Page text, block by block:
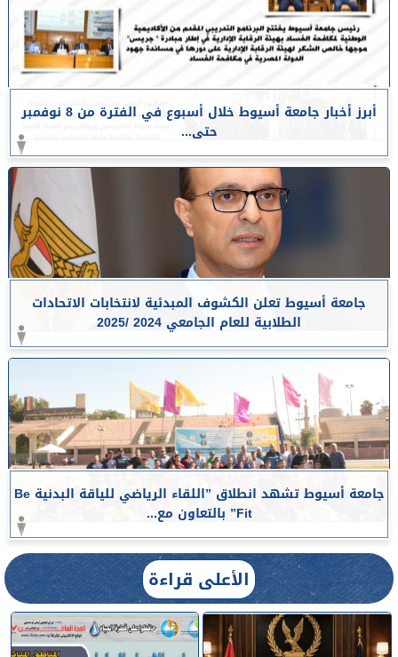
أبرز أخبار جامعة أسيوط خلال أسبوع في الفترة من 8 نوفمبر
حتى...
جامعة أسيوط تعلن الكشوف المبدئية لانتخابات الاتحادات
الطلابية للعام الجامعي 2024 /2025
جامعة أسيوط تشهد انطلاق ”اللقاء الرياضي للياقة البدنية Be
Fit” بالتعاون مع...
الأعلى قراءة